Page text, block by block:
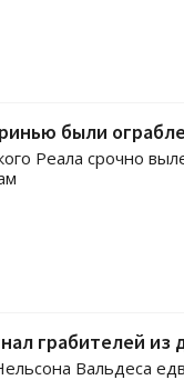
были
Реала срочно
грабителей из
Вальдеса